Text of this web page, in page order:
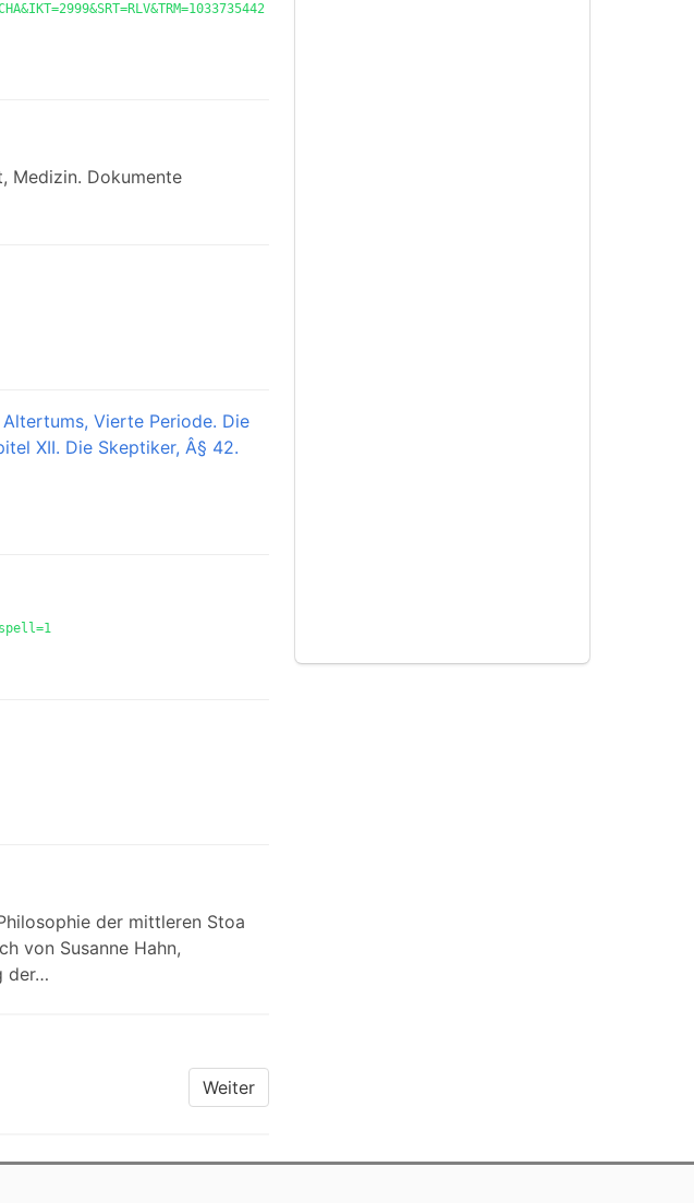
Medizin. Dokumente
Vierte Periode. Die
XII. Die Skeptiker, Â§ 42.
der mittleren Stoa
von Susanne Hahn,
der…
Weiter